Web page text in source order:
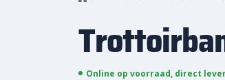
Online op voorraad, direct